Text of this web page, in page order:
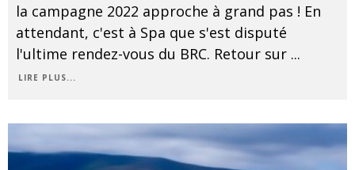
la campagne 2022 approche à grand pas ! En
attendant, c'est à Spa que s'est disputé
l'ultime rendez-vous du BRC. Retour sur ...
LIRE PLUS...